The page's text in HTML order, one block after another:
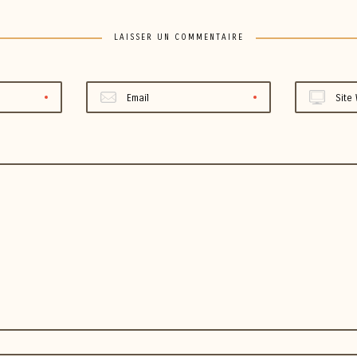
LAISSER UN COMMENTAIRE
Email Site